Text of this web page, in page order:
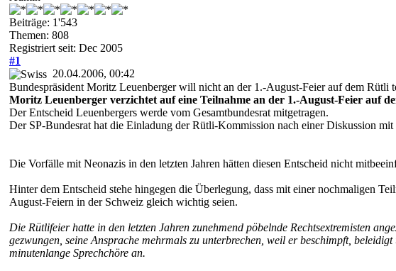
Beiträge: 1'543
Themen: 808
Registriert seit: Dec 2005
#1
20.04.2006, 00:42
Bundespräsident Moritz Leuenberger will nicht an der 1.-August-Feier auf dem Rütli
Moritz Leuenberger verzichtet auf eine Teilnahme an der 1.-August-Feier auf
Der Entscheid Leuenbergers werde vom Gesamtbundesrat mitgetragen.
Der SP-Bundesrat hat die Einladung der Rütli-Kommission nach einer Diskussion mit
Die Vorfälle mit Neonazis in den letzten Jahren hätten diesen Entscheid nicht
Hinter dem Entscheid stehe hingegen die Überlegung, dass mit einer nochmaligen
August-Feiern in der Schweiz gleich wichtig seien.
Die Rütlifeier hatte in den letzten Jahren zunehmend pöbelnde Rechtsextremisten
gezwungen, seine Ansprache mehrmals zu unterbrechen, weil er beschimpft,
minutenlange Sprechchöre an.